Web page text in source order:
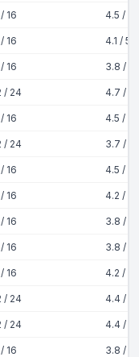
16 4.5 /
16 4.1 /
16 3.8 /
/ 24 4.7 /
16 4.5 /
/ 24 3.7 /
16 4.5 /
16 4.2 /
16 3.8 /
16 3.8 /
16 4.2 /
/ 24 4.4 /
/ 24 4.4 /
16 3.8 /